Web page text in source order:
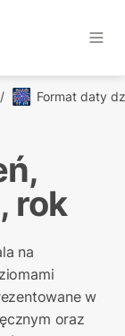
/ 🎆
rok
na
w
oraz